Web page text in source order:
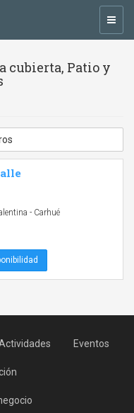
cubierta, Patio y
- Carhué
Eventos